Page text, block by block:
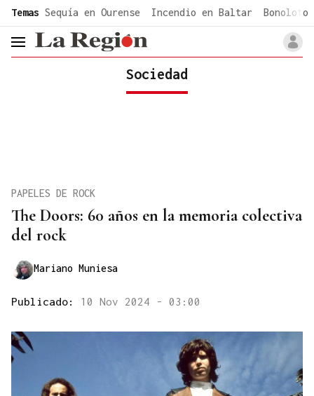
common.go-to-content
Temas Sequía en Ourense Incendio en Baltar Bonoloto
header.menu.open
Sociedad
The Doors: 60 años en la memoria colectiva
del rock
PAPELES DE ROCK
Mariano Muniesa
Publicado: 10 Nov 2024 - 03:00